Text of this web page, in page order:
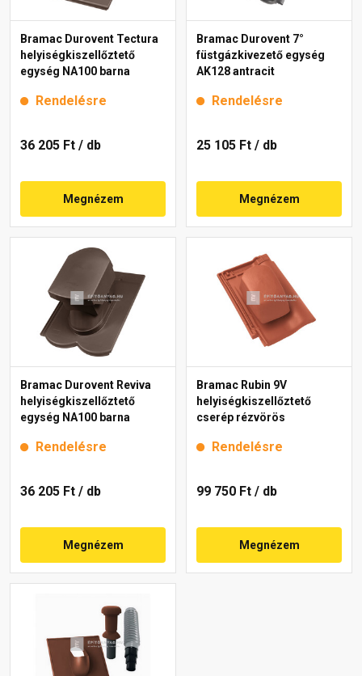
Bramac Durovent Tectura
helyiségkiszellőztető
egység NA100 barna
Rendelésre
36 205 Ft / db
Megnézem
Bramac Durovent 7°
füstgázkivezető egység
AK128 antracit
Rendelésre
25 105 Ft / db
Megnézem
Bramac Durovent Reviva
helyiségkiszellőztető
egység NA100 barna
Rendelésre
36 205 Ft / db
Megnézem
Bramac Rubin 9V
helyiségkiszellőztető
cserép rézvörös
Rendelésre
99 750 Ft / db
Megnézem